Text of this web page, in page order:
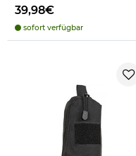
39,98€
sofort verfügbar